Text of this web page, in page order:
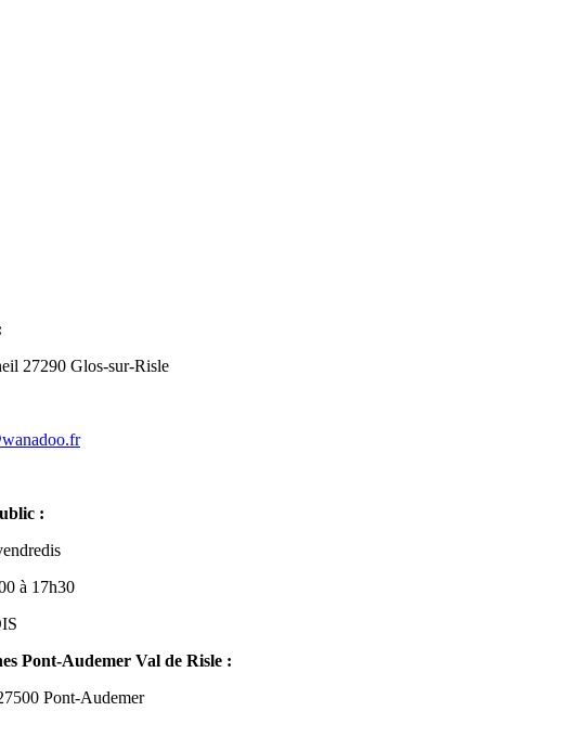
27290 Glos-sur-Risle
:
à 17h30
Pont-Audemer Val de Risle :
Pont-Audemer